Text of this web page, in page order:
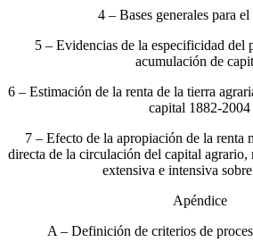
4 – Bases generales para
5 – Evidencias de la especificidad del
acumulación de
6 – Estimación de la renta de la tierra
capital 1882-2004
7 – Efecto de la apropiación de la renta
directa de la circulación del capital agrario,
extensiva e intensiva
Apéndice
A – Definición de criterios de